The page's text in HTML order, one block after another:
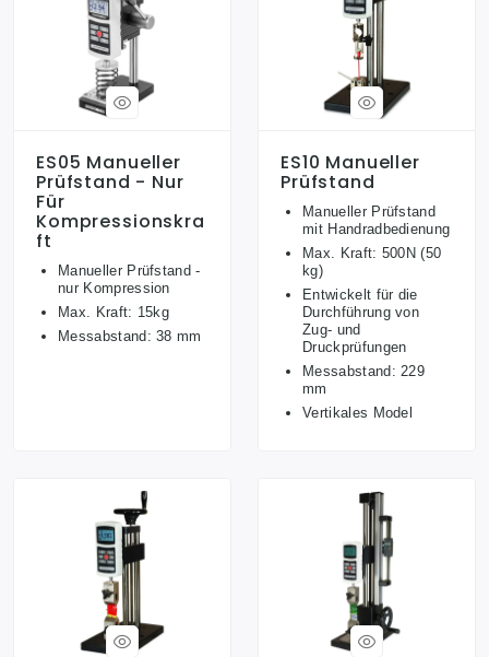
ES05 Manueller
Prüfstand - Nur
Für
Kompressionskra
Ft
Manueller Prüfstand -
nur Kompression
Max. Kraft: 15kg
Messabstand: 38 mm
ES10 Manueller
Prüfstand
Manueller Prüfstand
mit Handradbedienung
Max. Kraft: 500N (50
kg)
Entwickelt für die
Durchführung von
Zug- und
Druckprüfungen
Messabstand: 229
mm
Vertikales Model